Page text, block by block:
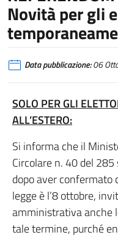
Novità per gli
Data pubblicazione:06
SOLO PER GLI
ALL’ESTERO:
Si informa che il
Circolare n. 40 del
dopo aver confermato
legge è l’8 ottobre,
amministrativa anche
tale termine, purché